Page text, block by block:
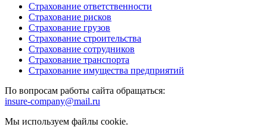
Страхование ответственности
Страхование рисков
Страхование грузов
Страхование строительства
Страхование сотрудников
Страхование транспорта
Страхование имущества предприятий
По вопросам работы сайта обращаться:
insure-company@mail.ru
Мы используем файлы cookie.